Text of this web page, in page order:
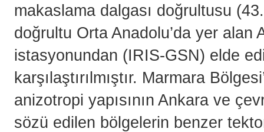
makaslama dalgası doğrultusu
doğrultu Orta Anadolu’da yer alan
istasyonundan (IRIS-GSN) elde
karşılaştırılmıştır. Marmara
anizotropi yapısının Ankara ve
sözü edilen bölgelerin benzer